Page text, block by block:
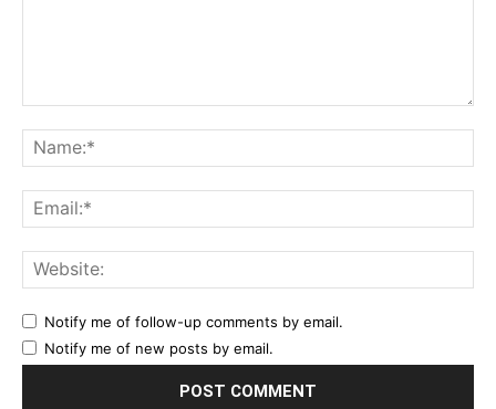
Notify me of follow-up comments by email.
Notify me of new posts by email.